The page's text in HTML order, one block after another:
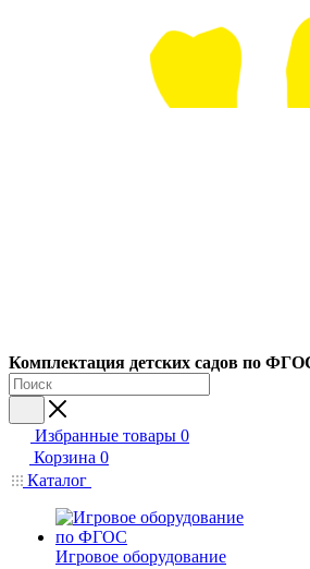
Комплектация детских садов по
Избранные товары 0
Корзина 0
Каталог
Игровое оборудование